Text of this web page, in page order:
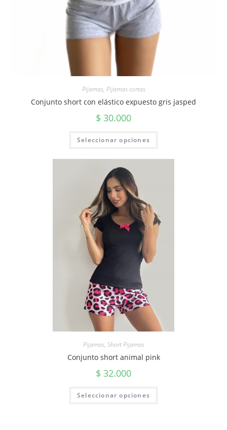
Pijamas, Pijamas cortas
Conjunto short con elástico expuesto gris jasped
$ 30.000
Seleccionar opciones
Pijamas, Short Pijamas
Conjunto short animal pink
$ 32.000
Seleccionar opciones